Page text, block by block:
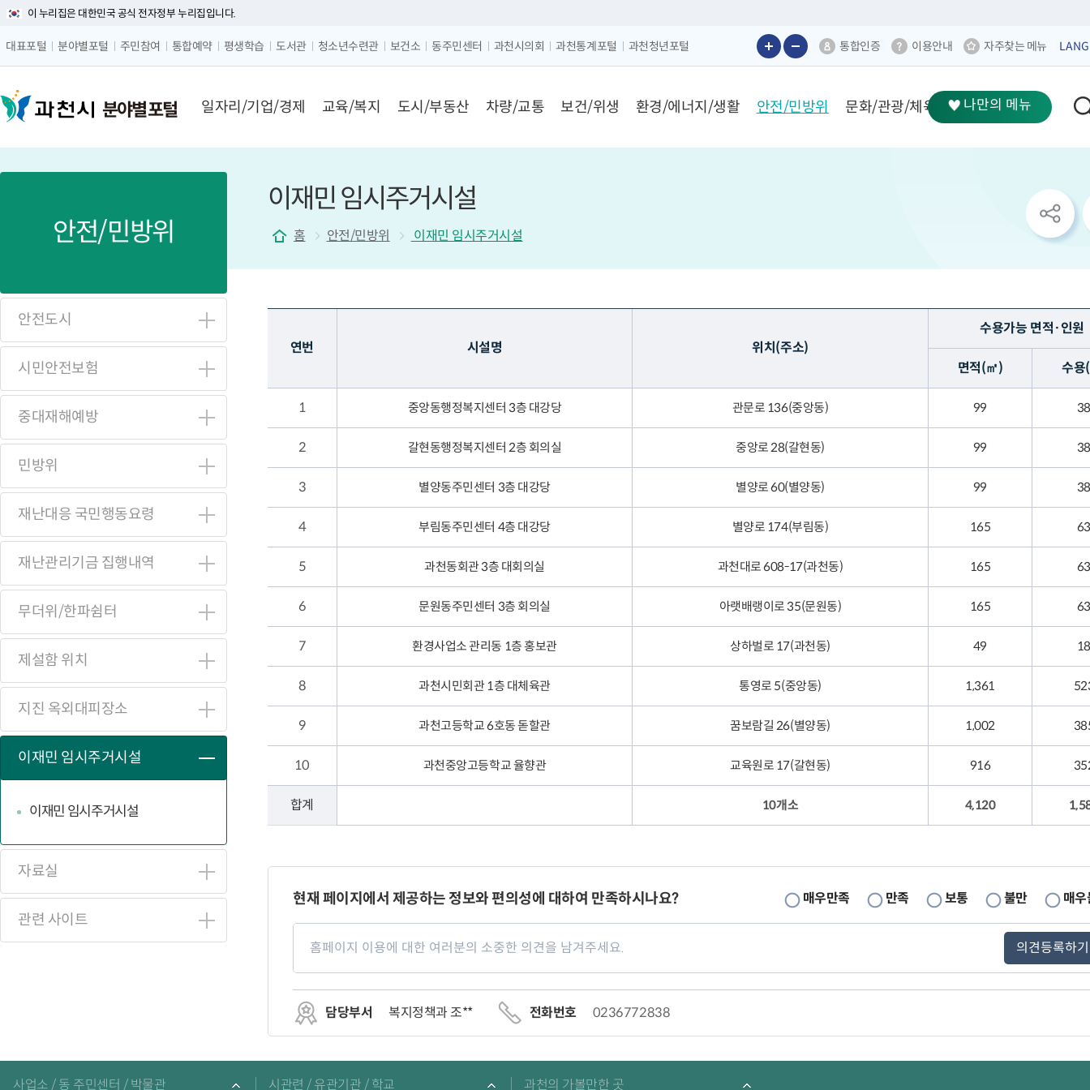
이 누리집은 대한민국 공식 전자정부 누리집입니다.
대표포털 분야별포털 주민참여 통합예약 평생학습 도서관 청소년수련관 보건소 동주민센터 과천시의회 과천통계포털 과천청년포털
글자 크게보기
글자 작게보기 통합인증 이용안내 자주찾는 메뉴
분야별 포털
메뉴 구성
일자리/기업/경제 교육/복지 도시/부동산 차량/교통 보건/위생 환경/에너지/생활 안전/민방위 문화/관광/체육 나만의 메뉴
안전/민방위
안전도시
시민안전보험
중대재해예방
민방위
재난대응 국민행동요령
재난관리기금 집행내역
무더위/한파쉼터
제설함 위치
지진 옥외대피장소
이재민 임시주거시설
이재민 임시주거시설
자료실
관련 사이트
이재민 임시주거시설
홈 안전/민방위 이재민 임시주거시설
sns
공
유
리
연번 시설명 위치(주소)
수용가능 면적·인원
면적(㎡) 수용
1 중앙동행정복지센터 3층 대강당 관문로 136(중앙동) 99
2 갈현동행정복지센터 2층 회의실 중앙로 28(갈현동) 99
3 별양동주민센터 3층 대강당 별양로 60(별양동) 99
4 부림동주민센터 4층 대강당 별양로 174(부림동) 165
5 과천동회관 3층 대회의실 과천대로 608-17(과천동) 165
6 문원동주민센터 3층 회의실 아랫배랭이로 35(문원동) 165
7 환경사업소 관리동 1층 홍보관 상하벌로 17(과천동) 49
8 과천시민회관 1층 대체육관 통영로 5(중앙동) 1,361
9 과천고등학교 6호동 돋할관 꿈보람길 26(별양동) 1,002
10 과천중앙고등학교 율향관 교육원로 17(갈현동) 916
합계 10개소 4,120
이
지
만
현재 페이지에서 제공하는 정보와 편의성에 대하여 만족하시나요? 매우만족 만족 보통 불만
매
페
만
도
평
가
입
담당부서 복지정책과 조** 전화번호 0236772838
관
사업소 / 동 주민센터 / 박물관 시관련 / 유관기관 / 학교 과천의 가볼만한 곳